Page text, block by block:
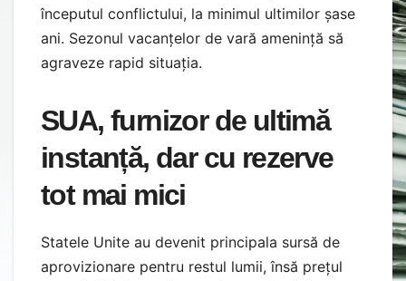
începutul conflictului, la minimul ultimilor șase
ani. Sezonul vacanțelor de vară amenință să
agraveze rapid situația.
SUA, furnizor de ultimă
instanță, dar cu rezerve
tot mai mici
Statele Unite au devenit principala sursă de
aprovizionare pentru restul lumii, însă prețul